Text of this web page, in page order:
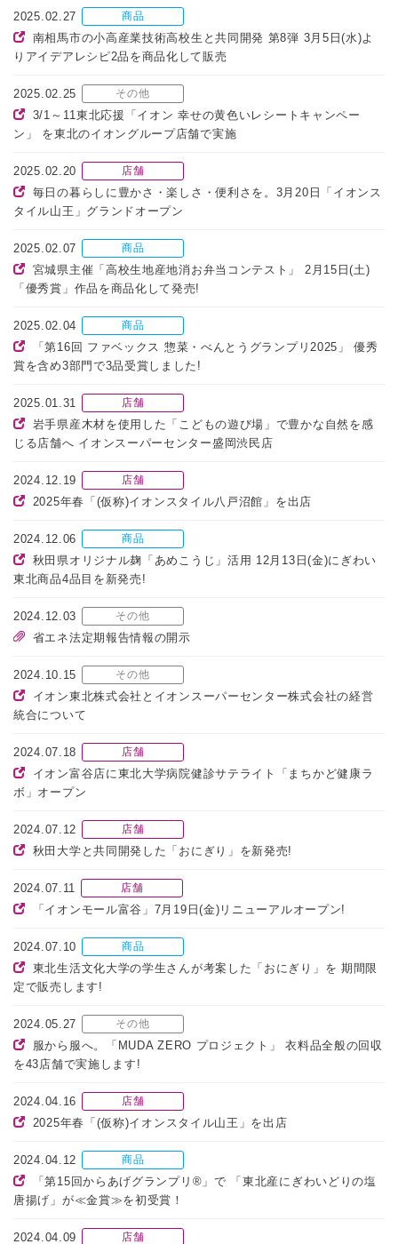
2025.02.27 商品
南相馬市の小高産業技術高校生と共同開発 第8弾 3月5日(水)よ
りアイデアレシピ2品を商品化して販売
2025.02.25 その他
3/1～11東北応援「イオン 幸せの黄色いレシートキャンペー
ン」 を東北のイオングループ店舗で実施
2025.02.20 店舗
毎日の暮らしに豊かさ・楽しさ・便利さを。3月20日「イオンス
タイル山王」グランドオープン
2025.02.07 商品
宮城県主催「高校生地産地消お弁当コンテスト」 2月15日(土)
「優秀賞」作品を商品化して発売!
2025.02.04 商品
「第16回 ファベックス 惣菜・べんとうグランプリ2025」 優秀
賞を含め3部門で3品受賞しました!
2025.01.31 店舗
岩手県産木材を使用した「こどもの遊び場」で豊かな自然を感
じる店舗へ イオンスーパーセンター盛岡渋民店
2024.12.19 店舗
2025年春「(仮称)イオンスタイル八戸沼館」を出店
2024.12.06 商品
秋田県オリジナル麹「あめこうじ」活用 12月13日(金)にぎわい
東北商品4品目を新発売!
2024.12.03 その他
省エネ法定期報告情報の開示
2024.10.15 その他
イオン東北株式会社とイオンスーパーセンター株式会社の経営
統合について
2024.07.18 店舗
イオン富谷店に東北大学病院健診サテライト「まちかど健康ラ
ボ」オープン
2024.07.12 店舗
秋田大学と共同開発した「おにぎり」を新発売!
2024.07.11 店舗
「イオンモール富谷」7月19日(金)リニューアルオープン!
2024.07.10 商品
東北生活文化大学の学生さんが考案した「おにぎり」を 期間限
定で販売します!
2024.05.27 その他
服から服へ。「MUDA ZERO プロジェクト」 衣料品全般の回収
を43店舗で実施します!
2024.04.16 店舗
2025年春「(仮称)イオンスタイル山王」を出店
2024.04.12 商品
「第15回からあげグランプリ®」で 「東北産にぎわいどりの塩
唐揚げ」が≪金賞≫を初受賞！
2024.04.09 店舗